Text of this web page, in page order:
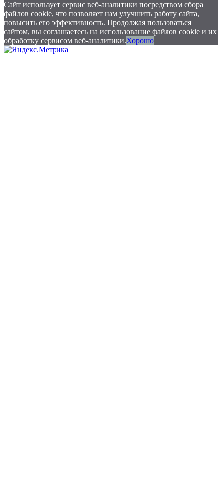
Сайт использует сервис веб-аналитики посредством сбора
файлов cookie, что позволяет нам улучшить работу сайта,
повысить его эффективность. Продолжая пользоваться
сайтом, вы соглашаетесь на использование файлов cookie и их
обработку сервисом веб-аналитики.Хорошо